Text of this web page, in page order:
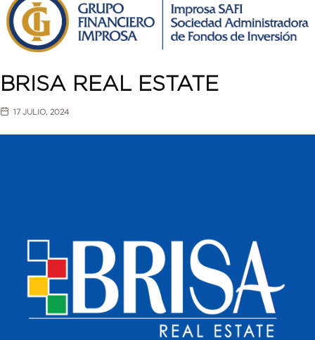
BRISA REAL ESTATE
17 JULIO, 2024